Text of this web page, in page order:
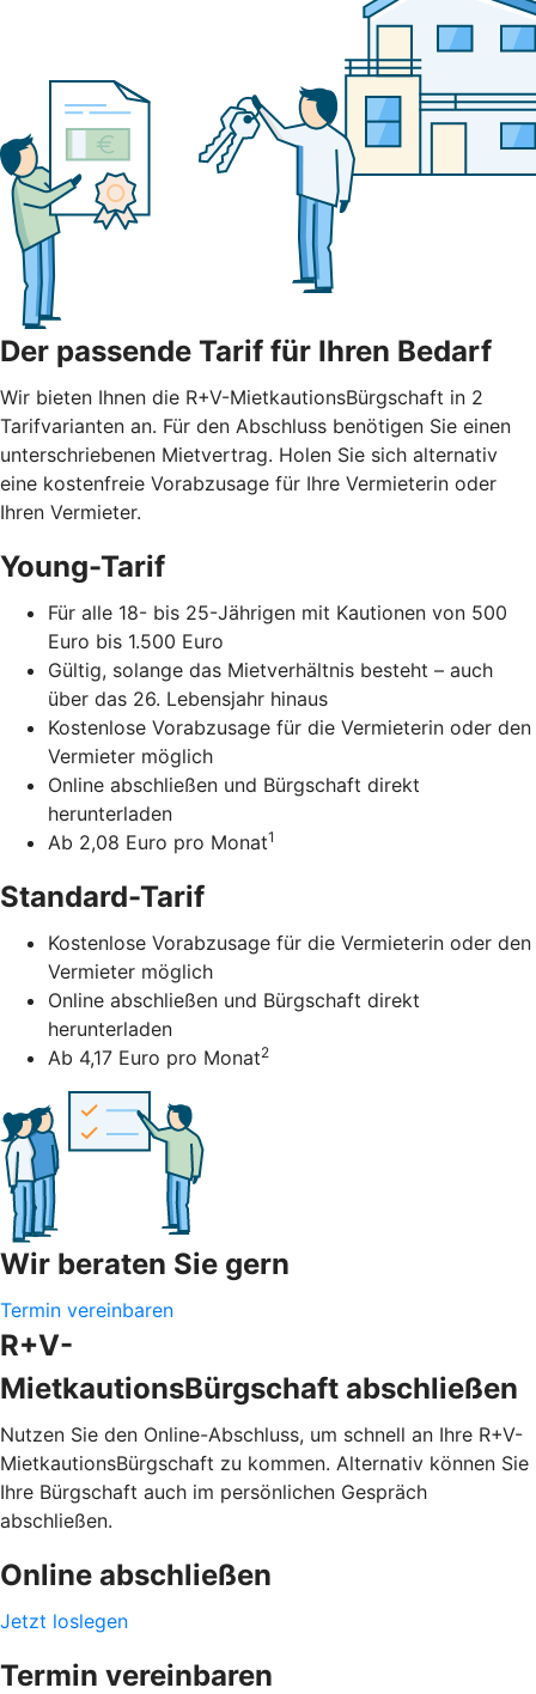
Der passende Tarif für Ihren Bedarf
Wir bieten Ihnen die R+V-MietkautionsBürgschaft in 2
Tarifvarianten an. Für den Abschluss benötigen Sie einen
unterschriebenen Mietvertrag. Holen Sie sich alternativ
eine kostenfreie Vorabzusage für Ihre Vermieterin oder
Ihren Vermieter.
Young-Tarif
Für alle 18- bis 25-Jährigen mit Kautionen von 500
Euro bis 1.500 Euro
Gültig, solange das Mietverhältnis besteht – auch
über das 26. Lebensjahr hinaus
Kostenlose Vorabzusage für die Vermieterin oder den
Vermieter möglich
Online abschließen und Bürgschaft direkt
herunterladen
Ab 2,08 Euro pro Monat1
Standard-Tarif
Kostenlose Vorabzusage für die Vermieterin oder den
Vermieter möglich
Online abschließen und Bürgschaft direkt
herunterladen
Ab 4,17 Euro pro Monat2
Wir beraten Sie gern
Termin vereinbaren
R+V-
MietkautionsBürgschaft abschließen
Nutzen Sie den Online-Abschluss, um schnell an Ihre R+V-
MietkautionsBürgschaft zu kommen. Alternativ können Sie
Ihre Bürgschaft auch im persönlichen Gespräch
abschließen.
Online abschließen
Jetzt loslegen
Termin vereinbaren